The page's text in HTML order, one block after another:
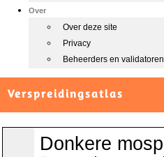
Over
Over deze site
Privacy
Beheerders en validatoren
Verspreidingsatlas